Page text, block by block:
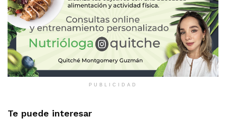
PUBLICIDAD
Te puede interesar